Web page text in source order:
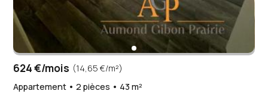
624 €/mois (14,65 €/m²)
Appartement • 2 pièces • 43 m²